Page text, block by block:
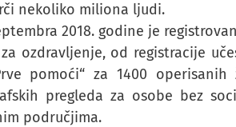
nekoliko miliona ljudi.
2018. godine je
ozdravljenje, od registracije
pomoći“ za 1400
pregleda za osobe bez
područjima.